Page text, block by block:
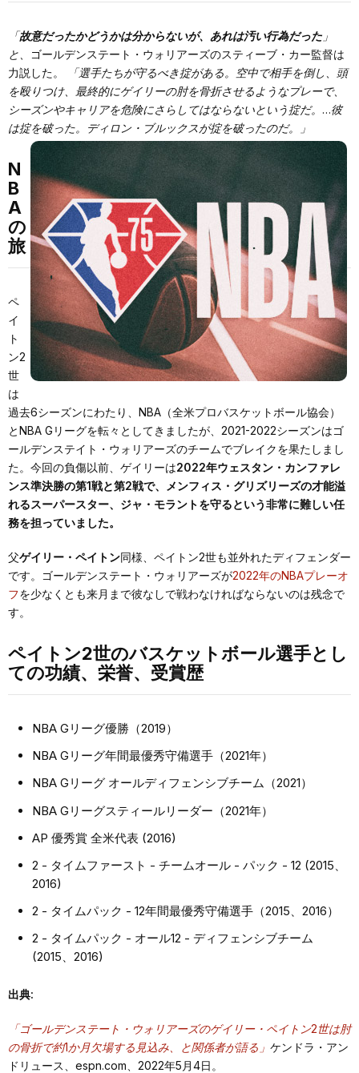
「故意だったかどうかは分からないが、あれは汚い行為だった 」
と、
ゴールデンステート・ウォリアーズのスティーブ・カー監督は
力説した。
「選手たちが守るべき掟がある。空中で相手を倒し、頭
を殴りつけ、最終的にゲイリーの肘を骨折させるようなプレーで、
シーズンやキャリアを危険にさらしてはならないという掟だ。…彼
は掟を破った。ディロン・ブルックスが掟を破ったのだ。」
N
B
A
の
旅
ペ
イ
ト
ン2
世
は
過去6シーズンにわたり、NBA（全米プロバスケットボール協会）
とNBA Gリーグを転々としてきましたが、2021-2022シーズンはゴ
ールデンステイト・ウォリアーズのチームでブレイクを果たしまし
た。今回の負傷以前、ゲイリーは2022年ウェスタン・カンファレ
ンス準決勝の第1戦と第2戦で、メンフィス・グリズリーズの才能溢
れるスーパースター、ジャ・モラントを守るという非常に難しい任
務を担っていました。
父ゲイリー・ペイトン同様、ペイトン2世も並外れたディフェンダー
です。ゴールデンステート・ウォリアーズが2022年のNBAプレーオ
フを少なくとも来月まで彼なしで戦わなければならないのは残念で
す。
ペイトン2世のバスケットボール選手とし
ての功績、栄誉、受賞歴
NBA Gリーグ優勝（2019）
NBA Gリーグ年間最優秀守備選手（2021年）
NBA Gリーグ オールディフェンシブチーム（2021）
NBA Gリーグスティールリーダー（2021年）
AP 優秀賞 全米代表 (2016)
2 - タイムファースト - チームオール - パック - 12 (2015、
2016)
2 - タイムパック - 12年間最優秀守備選手（2015、2016）
2 - タイムパック - オール12 - ディフェンシブチーム
(2015、2016)
出典:
「ゴールデンステート・ウォリアーズのゲイリー・ペイトン2世は肘
の骨折で約1か月欠場する見込み、と関係者が語る」 ケンドラ・アン
ドリュース、espn.com、2022年5月4日。